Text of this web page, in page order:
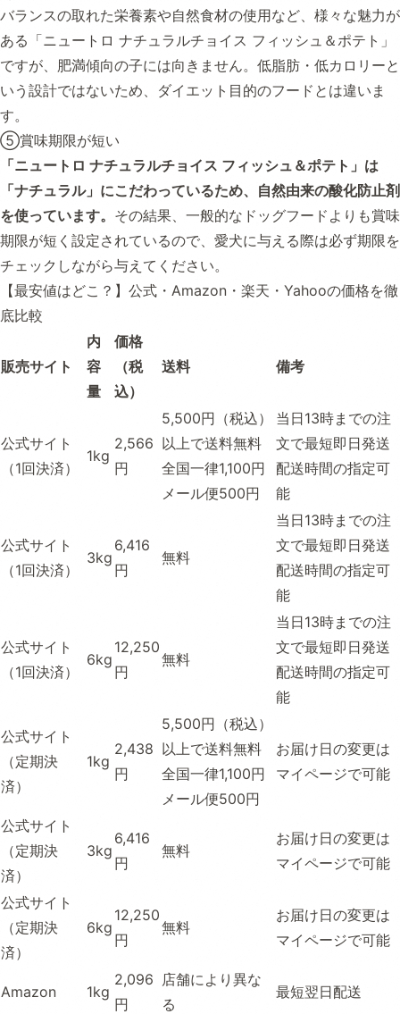
バランスの取れた栄養素や自然食材の使用など、様々な魅力が
ある「ニュートロ ナチュラルチョイス フィッシュ＆ポテト」
ですが、肥満傾向の子には向きません。低脂肪・低カロリーと
いう設計ではないため、ダイエット目的のフードとは違いま
す。
⑤賞味期限が短い
「ニュートロ ナチュラルチョイス フィッシュ＆ポテト」は
「ナチュラル」にこだわっているため、自然由来の酸化防止剤
を使っています。 その結果、一般的なドッグフードよりも賞味
期限が短く設定されているので、愛犬に与える際は必ず期限を
チェックしながら与えてください。
【最安値はどこ？】公式・Amazon・楽天・Yahooの価格を徹
底比較
販売サイト
内
容
量
価格
（税
込）
送料 備考
公式サイト
（1回決済）
1kg
2,566
円
5,500円（税込）
以上で送料無料
全国一律1,100円
メール便500円
当日13時までの注
文で最短即日発送
配送時間の指定可
能
公式サイト
（1回決済）
3kg
6,416
円
無料
当日13時までの注
文で最短即日発送
配送時間の指定可
能
公式サイト
（1回決済）
6kg
12,250
円
無料
当日13時までの注
文で最短即日発送
配送時間の指定可
能
公式サイト
（定期決
済）
1kg
2,438
円
5,500円（税込）
以上で送料無料
全国一律1,100円
メール便500円
お届け日の変更は
マイページで可能
公式サイト
（定期決
済）
3kg
6,416
円
無料
お届け日の変更は
マイページで可能
公式サイト
（定期決
済）
6kg
12,250
円
無料
お届け日の変更は
マイページで可能
Amazon 1kg
2,096
円
店舗により異な
る
最短翌日配送